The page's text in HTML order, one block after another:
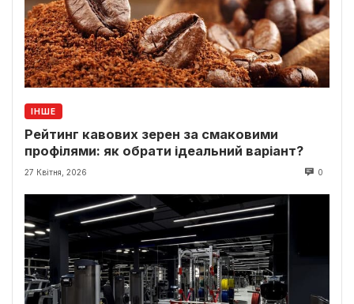
ІНШЕ
Рейтинг кавових зерен за смаковими
профілями: як обрати ідеальний варіант?
27 Квітня, 2026 0